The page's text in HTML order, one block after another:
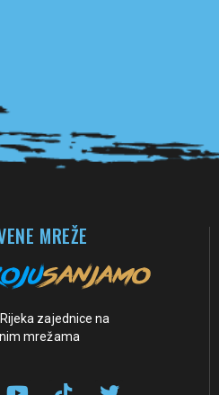
MREŽE
zajednice na
mrežama